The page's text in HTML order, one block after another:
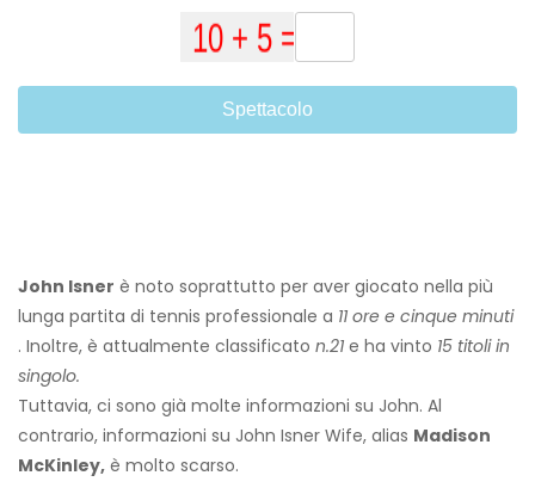
Spettacolo
John Isner è noto soprattutto per aver giocato nella più
lunga partita di tennis professionale a 11 ore e cinque minuti
. Inoltre, è attualmente classificato n.21 e ha vinto 15 titoli in
singolo.
Tuttavia, ci sono già molte informazioni su John. Al
contrario, informazioni su John Isner Wife, alias Madison
McKinley, è molto scarso.